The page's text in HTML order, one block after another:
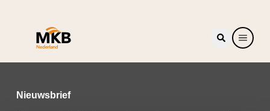
Nieuwsbrief